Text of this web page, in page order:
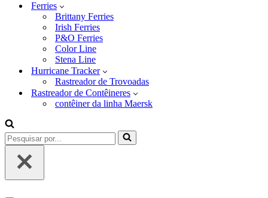
Ferries
Brittany Ferries
Irish Ferries
P&O Ferries
Color Line
Stena Line
Hurricane Tracker
Rastreador de Trovoadas
Rastreador de Contêineres
contêiner da linha Maersk
Pesquisar
por...